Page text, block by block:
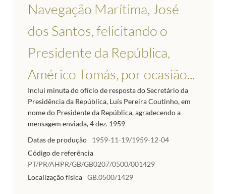
Navegação Marítima, José
dos Santos, felicitando o
Presidente da República,
Américo Tomás, por ocasião...
Inclui minuta do ofício de resposta do Secretário da
Presidência da República, Luís Pereira Coutinho, em
nome do Presidente da República, agradecendo a
mensagem enviada, 4 dez. 1959
Datas de produção
1959-11-19/1959-12-04
Código de referência
PT/PR/AHPR/GB/GB0207/0500/001429
Localização física GB.0500/1429